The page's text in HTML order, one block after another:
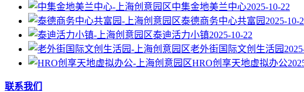
中集金地美兰中心2025-10-22
泰德商务中心共富园 2025-10-
泰迪活力小镇2025-10-22
老外街国际文创生活园
HRO创享天地虚拟办公
联系我们